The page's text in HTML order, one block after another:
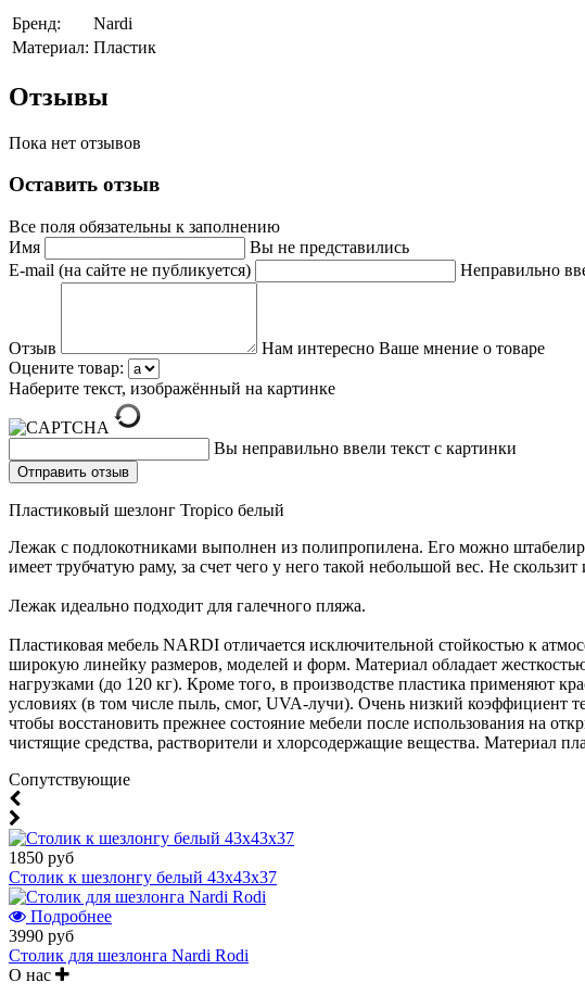
Бренд:
Nardi
Материал: Пластик
Отзывы
Пока нет отзывов
Оставить отзыв
Все поля обязательны к заполнению
Имя
Вы не представились
E-mail (на сайте не публикуется)
Неправильно
Отзыв
Нам интересно Ваше мнение о товаре
Оцените товар:
Наберите текст, изображённый на картинке
Вы неправильно ввели текст с картинки
Пластиковый шезлонг Tropico белый
Лежак с подлокотниками выполнен из полипропилена. Его можно
имеет трубчатую раму, за счет чего у него такой небольшой вес. Не
Лежак идеально подходит для галечного пляжа.
Пластиковая мебель NARDI отличается исключительной стойкостью к
широкую линейку размеров, моделей и форм. Материал обладает
нагрузками (до 120 кг). Кроме того, в производстве пластика применяют
условиях (в том числе пыль, смог, UVA-лучи). Очень низкий коэффициент
чтобы восстановить прежнее состояние мебели после использования на
чистящие средства, растворители и хлорсодержащие вещества. Материал
Cопутствующие
1850 руб
Столик к шезлонгу белый 43х43х37
Подробнее
3990 руб
Столик для шезлонга Nardi Rodi
О нас